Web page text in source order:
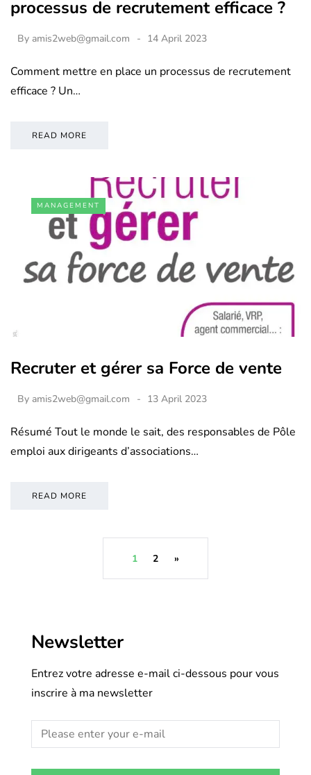
processus de recrutement efficace ?
By amis2web@gmail.com 14 April 2023
Comment mettre en place un processus de recrutement
efficace ? Un…
READ MORE
MANAGEMENT
Recruter et gérer sa Force de vente
By amis2web@gmail.com 13 April 2023
Résumé Tout le monde le sait, des responsables de Pôle
emploi aux dirigeants d’associations…
READ MORE
1 2 »
Newsletter
Entrez votre adresse e-mail ci-dessous pour vous
inscrire à ma newsletter